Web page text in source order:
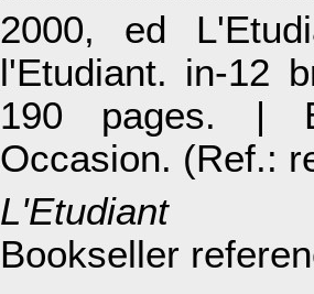
‎2000, ed
l'Etudiant. in-12
190 pages. |
Occasion. (Ref.:
‎L'Etudiant‎
Bookseller